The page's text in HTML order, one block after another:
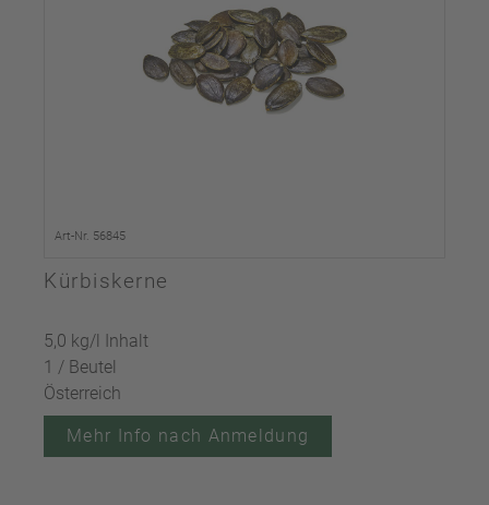
Art-Nr. 56845
Kürbiskerne
5,0 kg/l Inhalt
1 / Beutel
Österreich
Mehr Info nach Anmeldung